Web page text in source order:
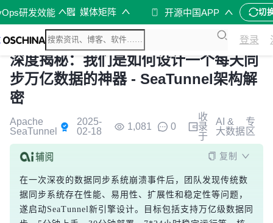
研发效能 媒体矩阵 开源中国APP 切
登录
深度揭秘：我们是如何设计一个每天同
步万亿数据的神器 - SeaTunnel架构解
密
Apache
SeaTunnel
2025-
02-18
1,081 0
收
录
于
AI &
大数据
专
区
复制
在一次深夜的数据同步系统崩溃事件后，团队发现传统数
据同步系统存在性能、易用性、扩展性和稳定性等问题，
遂启动SeaTunnel新引擎设计。目标包括支持万亿级数据同